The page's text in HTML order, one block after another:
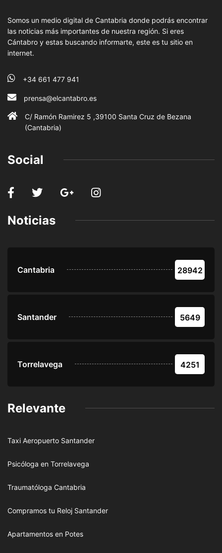
Somos un medio digital de Cantabria donde podrás encontrar
las noticias más importantes de nuestra región. Si eres
Cántabro y estas buscando informarte, este es tu sitio en
internet.
+34 661 477 941
prensa@elcantabro.es
C/ Ramón Ramirez 5 ,39100 Santa Cruz de Bezana
(Cantabria)
Social
Noticias
Cantabria 28942
Santander 5649
Torrelavega 4251
Relevante
Taxi Aeropuerto Santander
Psicóloga en Torrelavega
Traumatóloga Cantabria
Compramos tu Reloj Santander
Apartamentos en Potes